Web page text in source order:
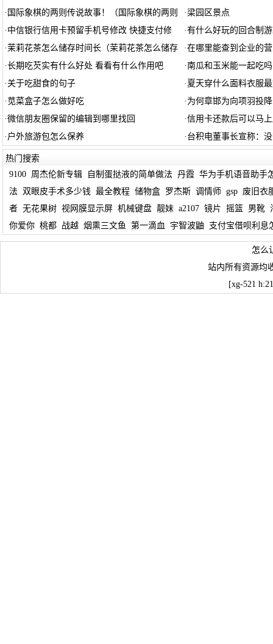
· 国际象棋的两则传说故事！（国际象棋的两则 ·梁园区景点
· 中信银行信用卡预留手机号修改 快捷支付修 ·有什么好玩的回合制
·茉莉花茶怎么储存时间长（茉莉花茶怎么储存 ·在哪里能查到企业的
·长期吃芡实有什么好处 看看有什么作用吧 ·南瓜和玉米能一起吃吗
· 关于吃甜食的句子 · 夏天穿什么面料衣服
· 苋菜盒子怎么做好吃 · 为何章邯为向项羽投
·微信朋友圈保留的编辑到哪里找回 ·信用卡还款后可以马
· 户外旅游包怎么保养 · 台积电董事长宣称：
热门搜索
9100
周杰伦新专辑 自制蛋挞液的简单做法 丹霞 华为手机语音助手
法
双眼皮手术多少钱 最全教程 储物盒 罗杰斯 调情师 gsp
废旧衣
者 无花果树 视网膜显示屏 机械键盘 靓妹 a2107 镜片 摇篮 男靴
你爱你 桃都 战越 烟熏三文鱼 第一滴血 宇智波鼬 支付宝借呗利息
怎么
站内所有资源均
[xg-521